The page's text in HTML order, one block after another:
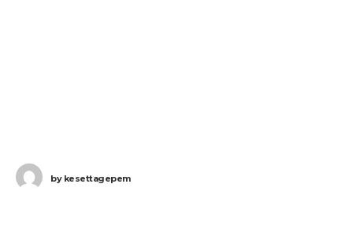
bykesettagepem